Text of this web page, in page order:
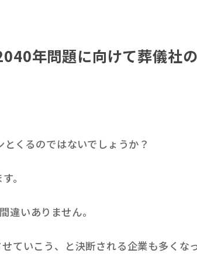
年問題に向けて葬儀社
くるのではないでしょうか？
。
違いありません。
いこう、と決断される企業も多くなっ